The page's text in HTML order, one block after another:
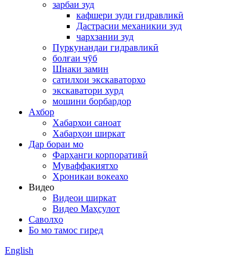
зарбаи зуд
кафшери зуди гидравликӣ
Дастрасии механикии зуд
чархзании зуд
Пуркунандаи гидравликӣ
болғаи чӯб
Шнаки замин
сатилхои экскаваторхо
экскаватори хурд
мошини борбардор
Ахбор
Хабархои саноат
Хабарҳои ширкат
Дар бораи мо
Фарҳанги корпоративӣ
Муваффакиятхо
Хроникаи вокеахо
Видео
Видеои ширкат
Видео Маҳсулот
Саволҳо
Бо мо тамос гиред
English